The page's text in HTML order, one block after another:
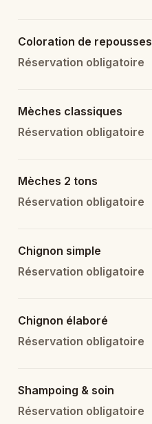
Coloration de repousses
Réservation obligatoire
Mèches classiques
Réservation obligatoire
Mèches 2 tons
Réservation obligatoire
Chignon simple
Réservation obligatoire
Chignon élaboré
Réservation obligatoire
Shampoing & soin
Réservation obligatoire